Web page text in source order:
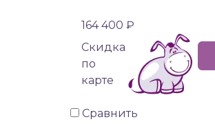
164 400 ₽
Cкидка
по
карте
Сравнить